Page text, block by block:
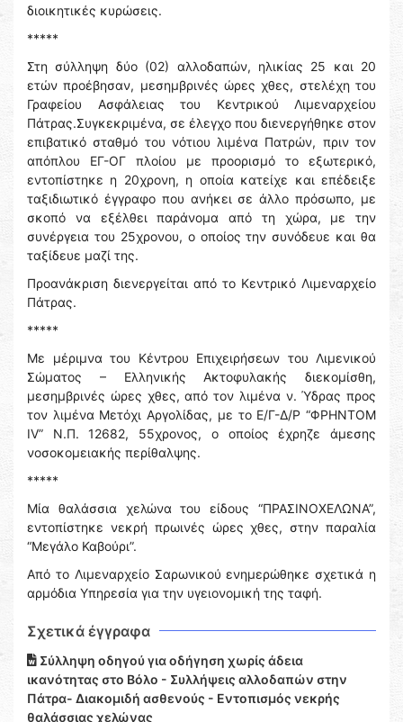
διοικητικές κυρώσεις.
*****
Στη σύλληψη δύο (02) αλλοδαπών, ηλικίας 25 και 20
ετών προέβησαν, μεσημβρινές ώρες χθες, στελέχη του
Γραφείου Ασφάλειας του Κεντρικού Λιμεναρχείου
Πάτρας.Συγκεκριμένα, σε έλεγχο που διενεργήθηκε στον
επιβατικό σταθμό του νότιου λιμένα Πατρών, πριν τον
απόπλου ΕΓ-ΟΓ πλοίου με προορισμό το εξωτερικό,
εντοπίστηκε η 20χρονη, η οποία κατείχε και επέδειξε
ταξιδιωτικό έγγραφο που ανήκει σε άλλο πρόσωπο, με
σκοπό να εξέλθει παράνομα από τη χώρα, με την
συνέργεια του 25χρονου, ο οποίος την συνόδευε και θα
ταξίδευε μαζί της.
Προανάκριση διενεργείται από το Κεντρικό Λιμεναρχείο
Πάτρας.
*****
Με μέριμνα του Κέντρου Επιχειρήσεων του Λιμενικού
Σώματος – Ελληνικής Ακτοφυλακής διεκομίσθη,
μεσημβρινές ώρες χθες, από τον λιμένα ν. Ύδρας προς
τον λιμένα Μετόχι Αργολίδας, με το Ε/Γ-Δ/Ρ “ΦΡΗΝΤΟΜ
IV” Ν.Π. 12682, 55χρονος, ο οποίος έχρηζε άμεσης
νοσοκομειακής περίθαλψης.
*****
Μία θαλάσσια χελώνα του είδους “ΠΡΑΣΙΝΟΧΕΛΩΝΑ”,
εντοπίστηκε νεκρή πρωινές ώρες χθες, στην παραλία
“Μεγάλο Καβούρι”.
Από το Λιμεναρχείο Σαρωνικού ενημερώθηκε σχετικά η
αρμόδια Υπηρεσία για την υγειονομική της ταφή.
Σχετικά έγγραφα
Σύλληψη οδηγού για οδήγηση χωρίς άδεια
ικανότητας στο Βόλο - Συλλήψεις αλλοδαπών στην
Πάτρα- Διακομιδή ασθενούς - Εντοπισμός νεκρής
θαλάσσιας χελώνας